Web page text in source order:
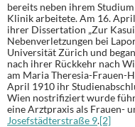
bereits neben ihrem
Klinik arbeitete. Am 16.
ihrer Dissertation „Zur
Nebenverletzungen bei
Universität Zürich und
nach ihrer Rückkehr nach
am Maria Theresia-Frauen-
April 1910 ihr
Wien nostrifiziert wurde
eine Arztpraxis als Frauen-
Josefstädterstraße 9.[2]